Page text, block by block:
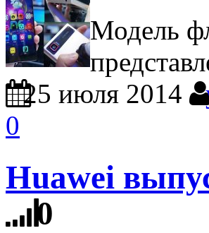
Модель
25 июля 2014
0
Huawei
0